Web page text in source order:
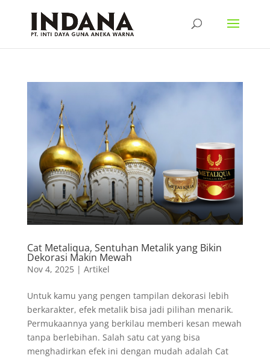
Cat Metaliqua, Sentuhan Metalik yang Bikin
Dekorasi Makin Mewah
Nov 4, 2025| Artikel
Untuk kamu yang pengen tampilan dekorasi lebih
berkarakter, efek metalik bisa jadi pilihan menarik.
Permukaannya yang berkilau memberi kesan mewah
tanpa berlebihan. Salah satu cat yang bisa
menghadirkan efek ini dengan mudah adalah Cat